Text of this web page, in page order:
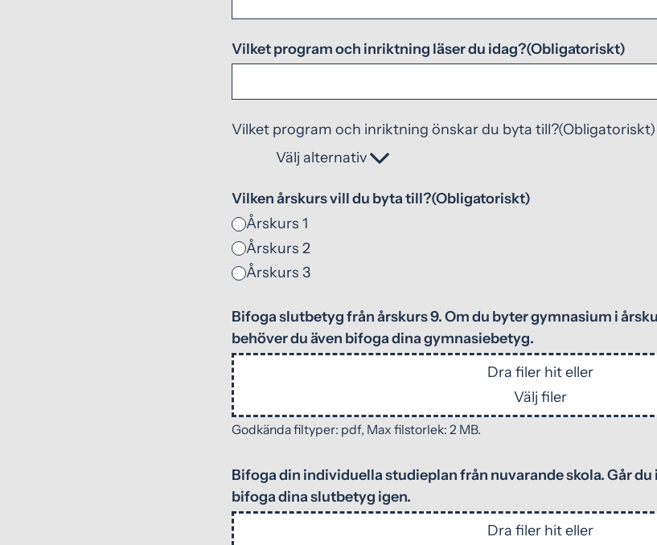
Vilket program och inriktning läser du idag?(Obligatoriskt)
Vilket program och inriktning önskar du byta till?(Obligatoriskt)
Välj alternativ
Vilken årskurs vill du byta till?(Obligatoriskt)
Årskurs 1
Årskurs 2
Årskurs 3
Bifoga slutbetyg från årskurs 9. Om du byter gymnasium i
behöver du även bifoga dina gymnasiebetyg.
Dra filer hit eller
Välj filer
Godkända filtyper: pdf, Max filstorlek: 2 MB.
Bifoga din individuella studieplan från nuvarande skola. Går du
bifoga dina slutbetyg igen.
Dra filer hit eller